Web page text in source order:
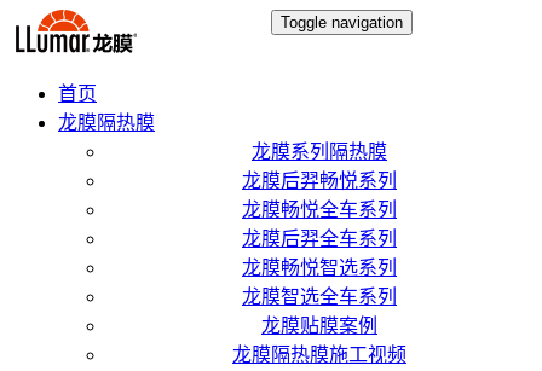
Toggle navigation
首页
龙膜隔热膜
龙膜系列隔热膜
龙膜后羿畅悦系列
龙膜畅悦全车系列
龙膜后羿全车系列
龙膜畅悦智选系列
龙膜智选全车系列
龙膜贴膜案例
龙膜隔热膜施工视频